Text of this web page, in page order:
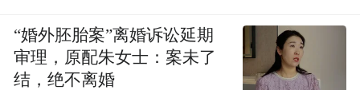
“婚外胚胎案”离婚诉讼延期
审理，原配朱女士：案未了
结，绝不离婚